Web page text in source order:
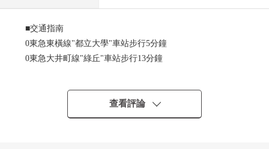
■交通指南
0東急東橫線"都立大學"車站步行5分鐘
0東急大井町線"綠丘"車站步行13分鐘
0從"都立大學"車站步行5分鐘的良好地理位置
0關於3樓部分，朝南的住戸，日照良好
查看評論